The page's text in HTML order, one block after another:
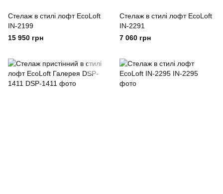
Cтелаж в стилі лофт EcoLoft
IN-2199
15 950 грн
Cтелаж в стилі лофт EcoLoft
IN-2291
7 060 грн